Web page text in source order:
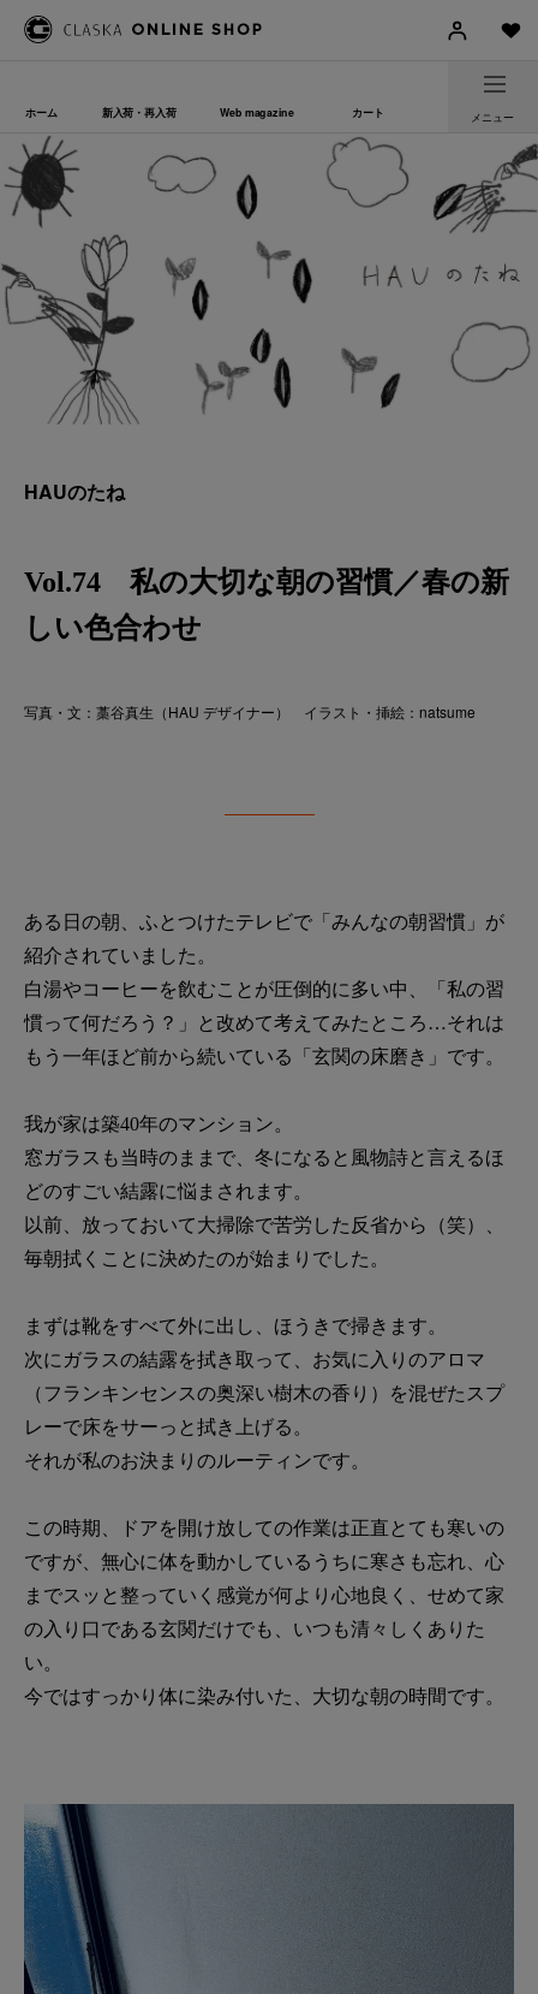
ホーム 新入荷・再入荷 Web magazine カート メニュー
HAUのたね
Vol.74 私の大切な朝の習慣／春の新
しい色合わせ
写真・文：藁谷真生（HAU デザイナー） イラスト・挿絵：natsume
ある日の朝、ふとつけたテレビで「みんなの朝習慣」が
紹介されていました。
白湯やコーヒーを飲むことが圧倒的に多い中、「私の習
慣って何だろう？」と改めて考えてみたところ…それは
もう一年ほど前から続いている「玄関の床磨き」です。
我が家は築40年のマンション。
窓ガラスも当時のままで、冬になると風物詩と言えるほ
どのすごい結露に悩まされます。
以前、放っておいて大掃除で苦労した反省から（笑）、
毎朝拭くことに決めたのが始まりでした。
まずは靴をすべて外に出し、ほうきで掃きます。
次にガラスの結露を拭き取って、お気に入りのアロマ
（フランキンセンスの奥深い樹木の香り）を混ぜたスプ
レーで床をサーっと拭き上げる。
それが私のお決まりのルーティンです。
この時期、ドアを開け放しての作業は正直とても寒いの
ですが、無心に体を動かしているうちに寒さも忘れ、心
までスッと整っていく感覚が何より心地良く、せめて家
の入り口である玄関だけでも、いつも清々しくありた
い。
今ではすっかり体に染み付いた、大切な朝の時間です。